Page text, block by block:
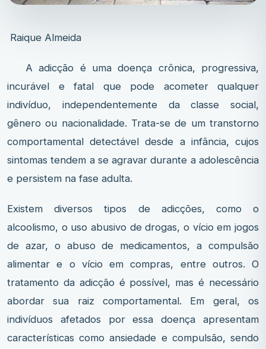
Raique Almeida
A adicção é uma doença crônica, progressiva,
incurável e fatal que pode acometer qualquer
indivíduo, independentemente da classe social,
gênero ou nacionalidade. Trata-se de um transtorno
comportamental detectável desde a infância, cujos
sintomas tendem a se agravar durante a adolescência
e persistem na fase adulta.
Existem diversos tipos de adicções, como o
alcoolismo, o uso abusivo de drogas, o vício em jogos
de azar, o abuso de medicamentos, a compulsão
alimentar e o vício em compras, entre outros. O
tratamento da adicção é possível, mas é necessário
abordar sua raiz comportamental. Em geral, os
indivíduos afetados por essa doença apresentam
características como ansiedade e compulsão, sendo